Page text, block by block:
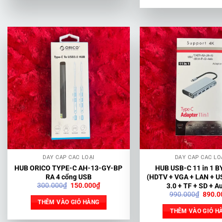
DÂY CÁP CÁC LOẠI
HUB ORICO TYPE-C AH-13-GY-BP
RA 4 cổng USB
300.000₫ Giá
là:
300.000₫.
150.000₫Giá
hiện
THÊM VÀO GIỎ HÀNG
DÂY CÁP CÁC
HUB USB-C 11 in 1
(HDTV + VGA + LAN + USB C
3.0 + TF + SD +
990.000₫ Giá
là:
THÊM VÀO GIỎ